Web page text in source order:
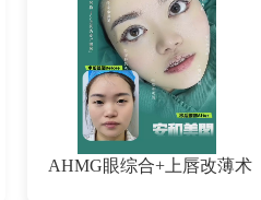
AHMG眼综合+上唇改薄术